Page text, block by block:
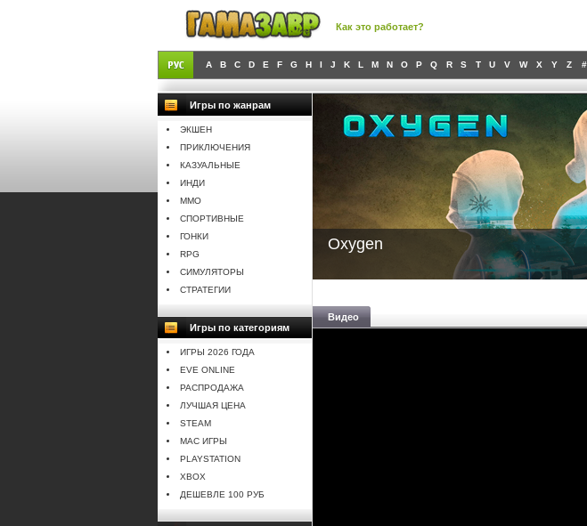
Как это работает?
A B C D E F G H I J K L M N O P Q R S T U V W X Y Z #
Игры по жанрам
ЭКШЕН
ПРИКЛЮЧЕНИЯ
КАЗУАЛЬНЫЕ
ИНДИ
MMO
СПОРТИВНЫЕ
ГОНКИ
RPG
СИМУЛЯТОРЫ
СТРАТЕГИИ
Игры по категориям
ИГРЫ 2026 ГОДА
EVE ONLINE
РАСПРОДАЖА
ЛУЧШАЯ ЦЕНА
STEAM
MAC ИГРЫ
PLAYSTATION
XBOX
ДЕШЕВЛЕ 100 РУБ
Oxygen
Видео